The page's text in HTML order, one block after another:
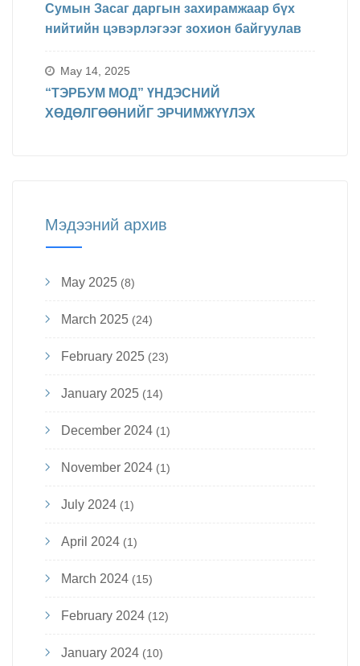
Сумын Засаг даргын захирамжаар бүх
нийтийн цэвэрлэгээг зохион байгуулав
May 14, 2025
“ТЭРБУМ МОД” ҮНДЭСНИЙ
ХӨДӨЛГӨӨНИЙГ ЭРЧИМЖҮҮЛЭХ
Мэдээний архив
May 2025 (8)
March 2025 (24)
February 2025 (23)
January 2025 (14)
December 2024 (1)
November 2024 (1)
July 2024 (1)
April 2024 (1)
March 2024 (15)
February 2024 (12)
January 2024 (10)